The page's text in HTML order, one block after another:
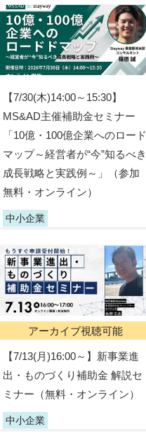
【7/30(木)14:00～15:30】
MS&AD主催補助金セミナー
「10億・100億企業へのロード
マップ～経営者が“今”知るべき
成長戦略と実践例～」（参加
無料・オンライン）
中小企業
アーカイブ視聴可能
【7/13(月)16:00～】新事業進
出・ものづくり補助金 解説セ
ミナー（無料・オンライン）
中小企業